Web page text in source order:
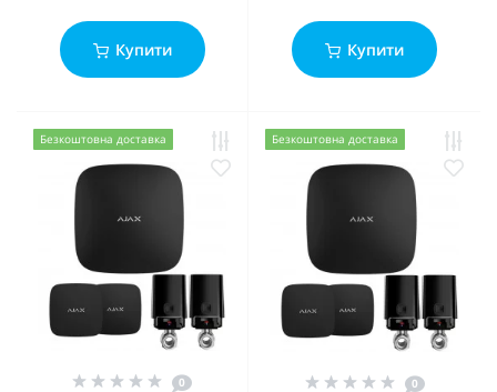
Купити Купити
Безкоштовна доставка
0
Безкоштовна доставка
0